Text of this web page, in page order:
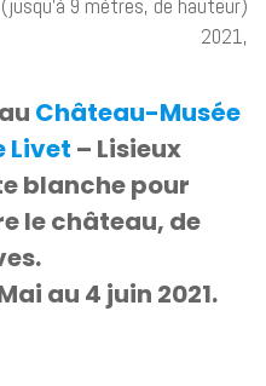
9 mètres, de hauteur)
2021,
Château-Musée
Livet – Lisieux
blanche pour
le château, de
au 4 juin 2021.